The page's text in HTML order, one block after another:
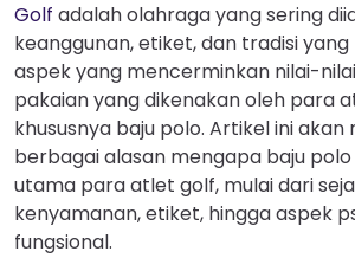
Golf adalah olahraga yang sering
keanggunan, etiket, dan tradisi yang
aspek yang mencerminkan nilai-
pakaian yang dikenakan oleh para
khususnya baju polo. Artikel ini
berbagai alasan mengapa baju
utama para atlet golf, mulai dari
kenyamanan, etiket, hingga aspek
fungsional.